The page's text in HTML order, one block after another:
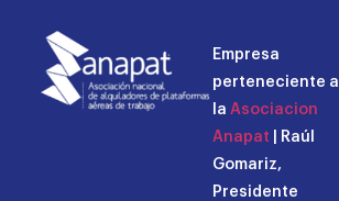
Empresa
perteneciente a
la Asociacion
Anapat | Raúl
Gomariz,
Presidente